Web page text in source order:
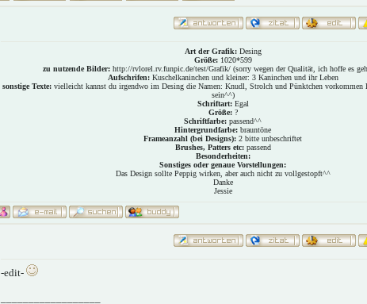
Art der Grafik: Desing
Größe:1020*599
zu nutzende Bilder: http://rvlorel.rv.funpic.de/test/Grafik/ (sorry wegen der Qualität, ich hoffe es
Aufschrifen: Kuschelkaninchen und kleiner: 3 Kaninchen und ihr Leben
sonstige Texte: vielleicht kannst du irgendwo im Desing die Namen: Knudl, Strolch und Pünktchen vorkommen
sein^^)
Schriftart: Egal
Größe: ?
Schriftfarbe: passend^^
Hintergrundfarbe: brauntöne
Frameanzahl (bei Designs): 2 bitte unbeschriftet
Brushes, Patters etc: passend
Besonderheiten:
Sonstiges oder genaue Vorstellungen:
Das Design sollte Peppig wirken, aber auch nicht zu vollgestopft^^
Danke
Jessie
-edit-